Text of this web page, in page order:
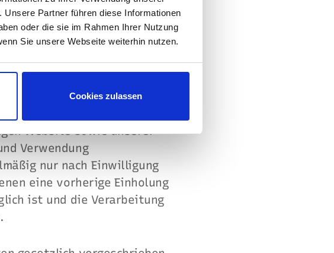
Partner führen diese Informationen
oder die sie im Rahmen Ihrer Nutzung
Sie unsere Webseite weiterhin nutzen.
Cookies zulassen
Website sowie unserer
Verwendung
nur nach Einwilligung
eine vorherige Einholung
ist und die Verarbeitung